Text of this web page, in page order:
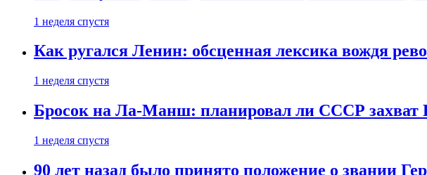
1 неделя спустя
Как ругался Ленин: обсценная лексика вождя
1 неделя спустя
Бросок на Ла-Манш: планировал ли СССР захват
1 неделя спустя
90 лет назад было принято положение о звании